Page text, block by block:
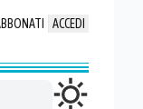
ACCEDI